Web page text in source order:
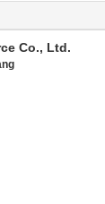
Co., Ltd.